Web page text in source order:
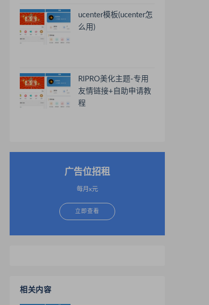
ucenter模板(ucenter怎
么用)
RIPRO美化主题-专用
友情链接+自助申请教
程
广告位招租
每月x元
立即查看
相关内容